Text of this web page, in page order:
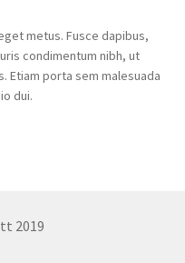
metus. Fusce dapibus,
condimentum nibh, ut
Etiam porta sem malesuada
dui.
2019